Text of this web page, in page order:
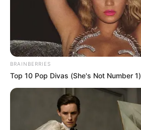
BRAINBERRIES
Top 10 Pop Divas (She's Not Number 1)